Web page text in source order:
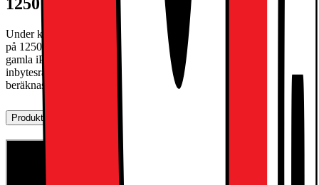
Under kampanjperioden 27/7-30/8/2026 får du extra inbytesrabatt
på 1250kr när du byter in din gamla iPad och köper en ny. Din
gamla iPad måste ha ett inbytesvärde på minst 300kr. Gäller max en
inbytesrabatt per köp. Slutgiltigt inbytesvärde på din gamla telefon
beräknas i butik.
Produktbeskrivning